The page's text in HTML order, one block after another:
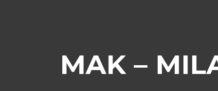
MAK –